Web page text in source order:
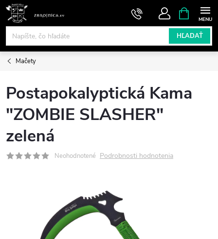
Prejsť
obsah
HĽADAŤ
KOŠÍK
Mačety
Postapokalyptická Kama
"ZOMBIE SLASHER"
zelená
Neohodnotené Podrobnosti hodnotenia